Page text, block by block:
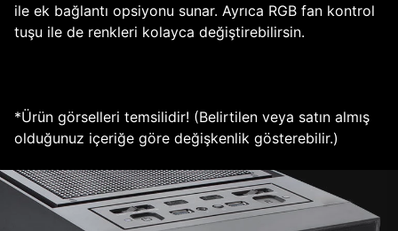
ile ek bağlantı opsiyonu sunar. Ayrıca RGB fan kontrol
tuşu ile de renkleri kolayca değiştirebilirsin.
*Ürün görselleri temsilidir! (Belirtilen veya satın almış
olduğunuz içeriğe göre değişkenlik gösterebilir.)